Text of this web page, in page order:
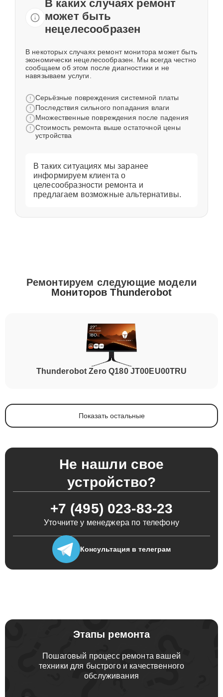
В каких случаях ремонт
может быть
нецелесообразен
В некоторых случаях ремонт монитора может быть
экономически нецелесообразен. Мы всегда честно
сообщаем об этом после диагностики и не
навязываем услуги.
Серьёзные повреждения системной платы
Последствия сильного попадания влаги
Множественные повреждения после падения
Стоимость ремонта выше остаточной цены
устройства
В таких ситуациях мы заранее
информируем клиента о
целесообразности ремонта и
предлагаем возможные альтернативы.
Ремонтируем следующие модели
Мониторов Thunderobot
Thunderobot Zero Q180 JT00EU00TRU
Показать остальные
Не нашли свое
устройство?
+7 (495) 023-83-23
Уточните у менеджера по телефону
Консультация в телеграм
Этапы ремонта
Пошаговый процесс ремонта вашей
техники для быстрого и качественного
обслуживания